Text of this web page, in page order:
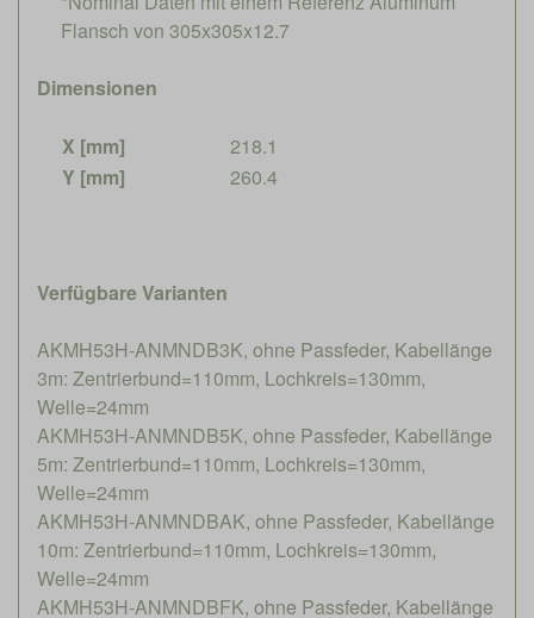
Flansch von 305x305x12.7
Dimensionen
X [mm]
218.1
Y [mm]
260.4
Verfügbare Varianten
AKMH53H-ANMNDB3K, ohne Passfeder, Kabellänge
3m: Zentrierbund=110mm, Lochkreis=130mm,
Welle=24mm
AKMH53H-ANMNDB5K, ohne Passfeder, Kabellänge
5m: Zentrierbund=110mm, Lochkreis=130mm,
Welle=24mm
AKMH53H-ANMNDBAK, ohne Passfeder, Kabellänge
10m: Zentrierbund=110mm, Lochkreis=130mm,
Welle=24mm
AKMH53H-ANMNDBFK, ohne Passfeder, Kabellänge